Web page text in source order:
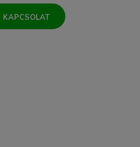
KAPCSOLAT